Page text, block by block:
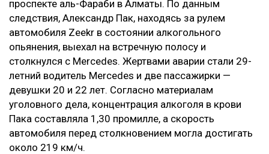
проспекте аль-Фараби в Алматы. По данным
следствия, Александр Пак, находясь за рулем
автомобиля Zeekr в состоянии алкогольного
опьянения, выехал на встречную полосу и
столкнулся с Mercedes. Жертвами аварии стали 29-
летний водитель Mercedes и две пассажирки —
девушки 20 и 22 лет. Согласно материалам
уголовного дела, концентрация алкоголя в крови
Пака составляла 1,30 промилле, а скорость
автомобиля перед столкновением могла достигать
около 219 км/ч.